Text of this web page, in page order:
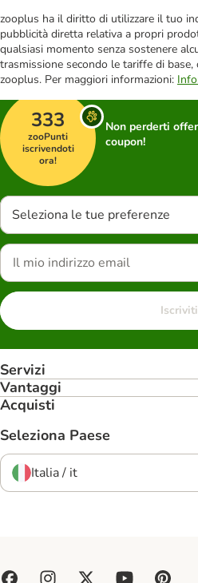
zooplus ha il diritto di utilizzare il tuo
pubblicità diretta relativa a propri
qualsiasi momento senza sostenere
trasmissione secondo le tariffe di
zooplus. Per maggiori informazioni:
333
zooPunti
iscrivendoti
ora!
Non perderti
coupon!
Seleziona le tue preferenze
Iscriviti
Servizi
Vantaggi
Acquisti
Seleziona Paese
Italia / it